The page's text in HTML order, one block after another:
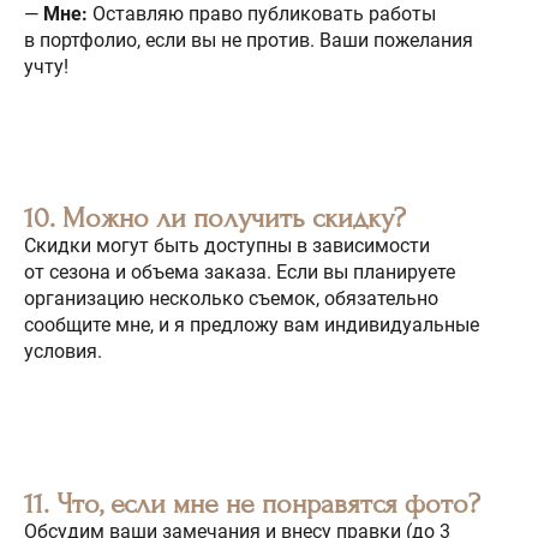
— Мне: Оставляю право публиковать работы
в портфолио, если вы не против. Ваши пожелания
учту!
10. Можно ли получить скидку?
Скидки могут быть доступны в зависимости
от сезона и объема заказа. Если вы планируете
организацию несколько съемок, обязательно
сообщите мне, и я предложу вам индивидуальные
условия.
11. Что, если мне не понравятся фото?
Обсудим ваши замечания и внесу правки (до 3